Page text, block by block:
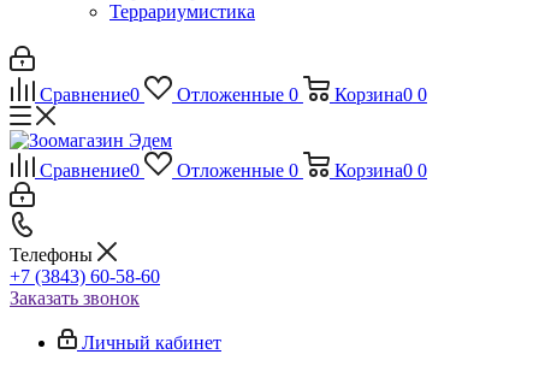
Террариумистика
Сравнение0 Отложенные 0 Корзина0 0
Сравнение0 Отложенные 0 Корзина0 0
Телефоны
+7 (3843) 60-58-60
Заказать звонок
Личный кабинет